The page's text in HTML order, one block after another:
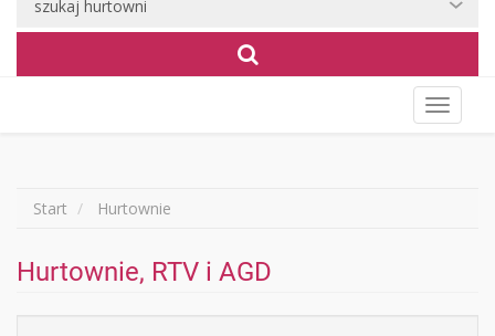
menu
Start Hurtownie
Hurtownie, RTV i AGD